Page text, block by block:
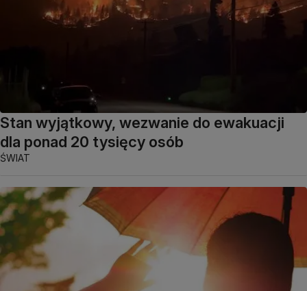
Stan wyjątkowy, wezwanie do ewakuacji
dla ponad 20 tysięcy osób
ŚWIAT